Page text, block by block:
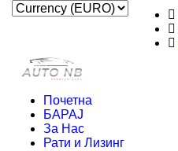
Почетна
БАРАЈ
За Нас
Рати и Лизинг